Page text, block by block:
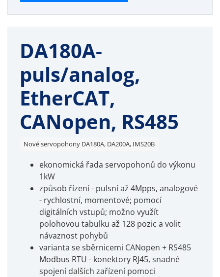
DA180A-
puls/analog,
EtherCAT,
CANopen, RS485
Nové servopohony DA180A, DA200A, IMS20B
ekonomická řada servopohonů do výkonu
1kW
způsob řízení - pulsní až 4Mpps, analogové
- rychlostní, momentové; pomocí
digitálních vstupů; možno využít
polohovou tabulku až 128 pozic a volit
návaznost pohybů
varianta se sběrnicemi CANopen + RS485
Modbus RTU - konektory RJ45, snadné
spojení dalších zařízení pomoci